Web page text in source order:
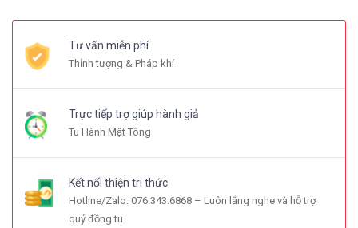
Tư vấn miễn phí
Thỉnh tượng & Pháp khí
Trực tiếp trợ giúp hành giả
Tu Hành Mật Tông
Kết nối thiện tri thức
Hotline/Zalo: 076.343.6868 – Luôn lắng nghe và hỗ trợ
quý đồng tu